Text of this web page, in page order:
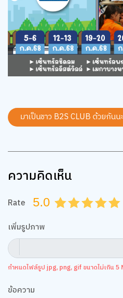
มาเป็นชาว B2S CLUB ด้วยกัน
ความคิดเห็น
Rate 5.0 4.5
4.0
3.5
3.0
2.5
2.0
1.5
1.0
0.5
เพิ่มรูปภาพ
กำหนดไฟล์รูป jpg, png, gif ขนาดไม่เกิน 5
ข้อความ